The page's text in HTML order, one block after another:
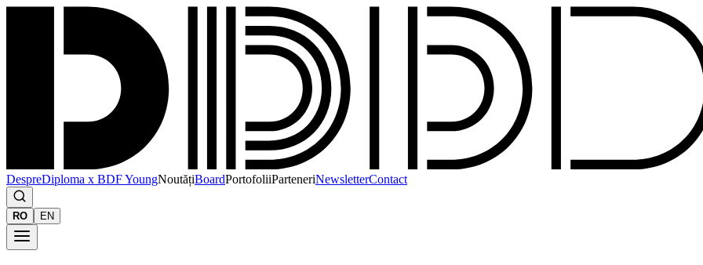
DespreDiploma x BDF YoungNoutățiBoardPortofoliiParteneriNewsletterContact
RO EN